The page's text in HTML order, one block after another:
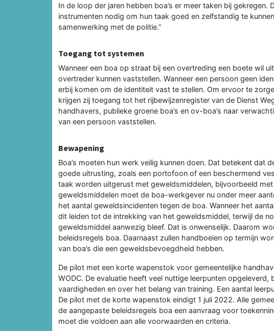
In de loop der jaren hebben boa’s er meer taken bij
instrumenten nodig om hun taak goed en zelfstandig te
samenwerking met de politie.”
Toegang tot systemen
Wanneer een boa op straat bij een overtreding een boete wil
overtreder kunnen vaststellen. Wanneer een persoon geen
erbij komen om de identiteit vast te stellen. Om ervoor te
krijgen zij toegang tot het rijbewijzenregister van de Dienst
handhavers, publieke groene boa’s en ov-boa’s naar
van een persoon vaststellen.
Bewapening
Boa’s moeten hun werk veilig kunnen doen. Dat betekent dat
goede uitrusting, zoals een portofoon of een beschermend
taak worden uitgerust met geweldsmiddelen, bijvoorbeeld
geweldsmiddelen moet de boa-werkgever nu onder meer
het aantal geweldsincidenten tegen de boa. Wanneer het
dit leiden tot de intrekking van het geweldsmiddel, terwijl de
geweldsmiddel aanwezig bleef. Dat is onwenselijk. Daarom
beleidsregels boa. Daarnaast zullen handboeien op termijn
van boa’s die een geweldsbevoegdheid hebben.
De pilot met een korte wapenstok voor gemeentelijke
WODC. De evaluatie heeft veel nuttige leerpunten
vaardigheden en over het belang van training. Een aantal
De pilot met de korte wapenstok eindigt 1 juli 2022. Alle
de aangepaste beleidsregels boa een aanvraag voor
moet die voldoen aan alle voorwaarden en criteria.